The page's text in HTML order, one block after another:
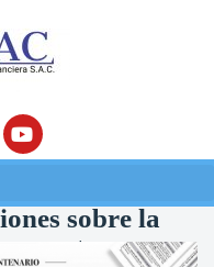
sobre la
– $ 500 y/o